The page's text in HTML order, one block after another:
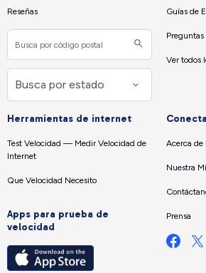
Reseñas Guías de
Preguntas
Ver todos
Herramientas de internet
Test Velocidad — Medir Velocidad de
Internet
Que Velocidad Necesito
Apps para prueba de
velocidad
Acerca de
Nuestra
Prensa